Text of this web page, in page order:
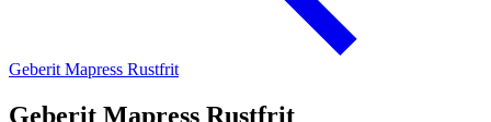
Geberit Mapress Rustfrit
Geberit Mapress Rustfrit